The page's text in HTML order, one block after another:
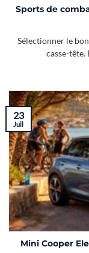
Sports de
Sélectionner le
casse-
Mini Cooper
23
Juil